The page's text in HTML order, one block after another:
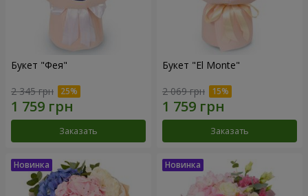
Букет "Фея"
2 345 грн
Заказать
Букет "El Monte"
2 069 грн
Заказать